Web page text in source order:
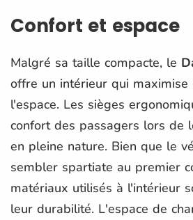
Confort et espace
Malgré sa taille compacte, le
offre un intérieur qui maximise
l'espace. Les sièges
confort des passagers lors de
en pleine nature. Bien que le
sembler spartiate au premier
matériaux utilisés à l'intérieur
leur durabilité. L'espace de